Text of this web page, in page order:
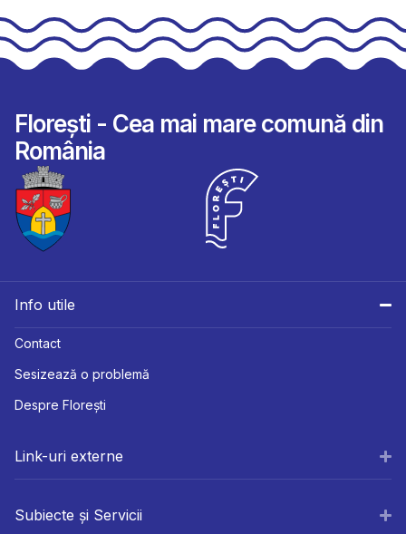
Florești - Cea mai mare comună din
România
Info utile
Contact
Sesizează o problemă
Despre Florești
Link-uri externe
Subiecte și Servicii